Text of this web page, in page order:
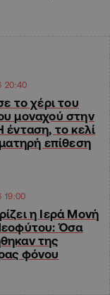
20:40
το χέρι του
μοναχού στην
το κελί
επίθεση
19:00
η Ιερά Μονή
Όσα
της
φόνου